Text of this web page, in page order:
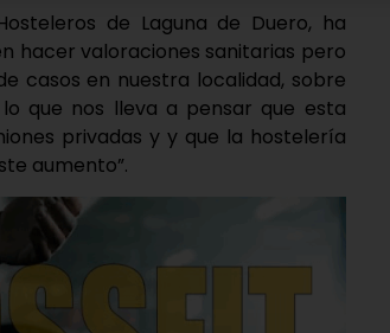
de Laguna de Duero, ha
hacer valoraciones sanitarias pero
casos en nuestra localidad, sobre
que nos lleva a pensar que esta
privadas y y que la hostelería
aumento”.